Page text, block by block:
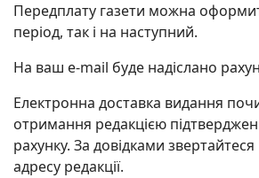
Передплату газети можна
період, так і на наступний.
На ваш e-mail буде надіслано
Електронна доставка видання
отримання редакцією
рахунку. За довідками
адресу редакції.